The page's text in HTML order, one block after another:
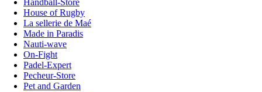
House of Rugby
La sellerie de Maé
Made in Paradis
Nauti-wave
On-Fight
Padel-Expert
Pecheur-Store
Pet and Garden